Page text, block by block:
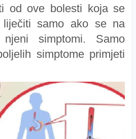
od ove bolesti koja se
liječiti samo ako se na
simptomi. Samo
simptome primjeti